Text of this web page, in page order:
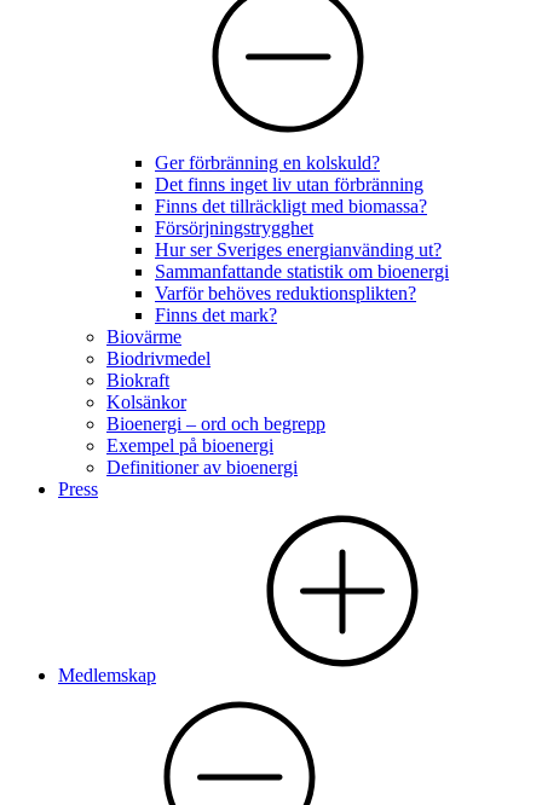
Ger förbränning en kolskuld?
Det finns inget liv utan förbränning
Finns det tillräckligt med biomassa?
Försörjningstrygghet
Hur ser Sveriges energianvänding ut?
Sammanfattande statistik om bioenergi
Varför behöves reduktionsplikten?
Finns det mark?
Biovärme
Biodrivmedel
Biokraft
Kolsänkor
Bioenergi – ord och begrepp
Exempel på bioenergi
Definitioner av bioenergi
Press
Medlemskap